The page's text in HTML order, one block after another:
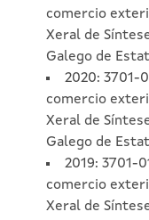
comercio
Xeral de
Galego de
2020: 3701-
comercio
Xeral de
Galego de
2019: 3701-
comercio
Xeral de